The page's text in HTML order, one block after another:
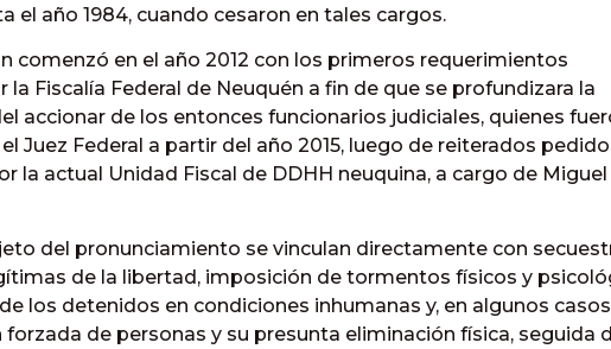
el año 1984, cuando cesaron en tales cargos.
comenzó en el año 2012 con los primeros requerimientos
la Fiscalía Federal de Neuquén a fin de que se profundizara la
accionar de los entonces funcionarios judiciales, quienes
Juez Federal a partir del año 2015, luego de reiterados
la actual Unidad Fiscal de DDHH neuquina, a cargo de Miguel
del pronunciamiento se vinculan directamente con
de la libertad, imposición de tormentos físicos y
los detenidos en condiciones inhumanas y, en algunos
forzada de personas y su presunta eliminación física, seguida